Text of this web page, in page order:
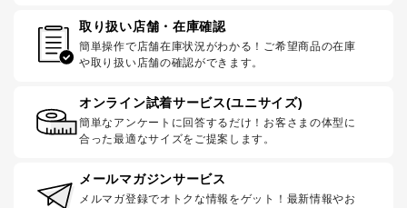
取り扱い店舗・在庫確認
簡単操作で店舗在庫状況がわかる！ご希望商品の在庫
や取り扱い店舗の確認ができます。
オンライン試着サービス(ユニサイズ)
簡単なアンケートに回答するだけ！お客さまの体型に
合った最適なサイズをご提案します。
メールマガジンサービス
メルマガ登録でオトクな情報をゲット！最新情報やお